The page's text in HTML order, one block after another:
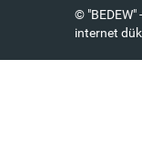
©
internet